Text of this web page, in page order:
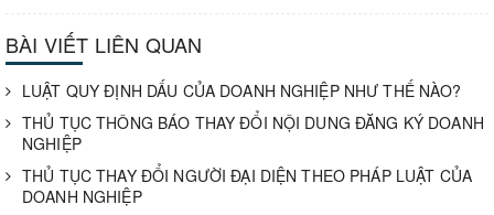
BÀI VIẾT LIÊN QUAN
LUẬT QUY ĐỊNH DẤU CỦA DOANH NGHIỆP NHƯ THẾ NÀO?
THỦ TỤC THÔNG BÁO THAY ĐỔI NỘI DUNG ĐĂNG KÝ DOANH
NGHIỆP
THỦ TỤC THAY ĐỔI NGƯỜI ĐẠI DIỆN THEO PHÁP LUẬT CỦA
DOANH NGHIỆP